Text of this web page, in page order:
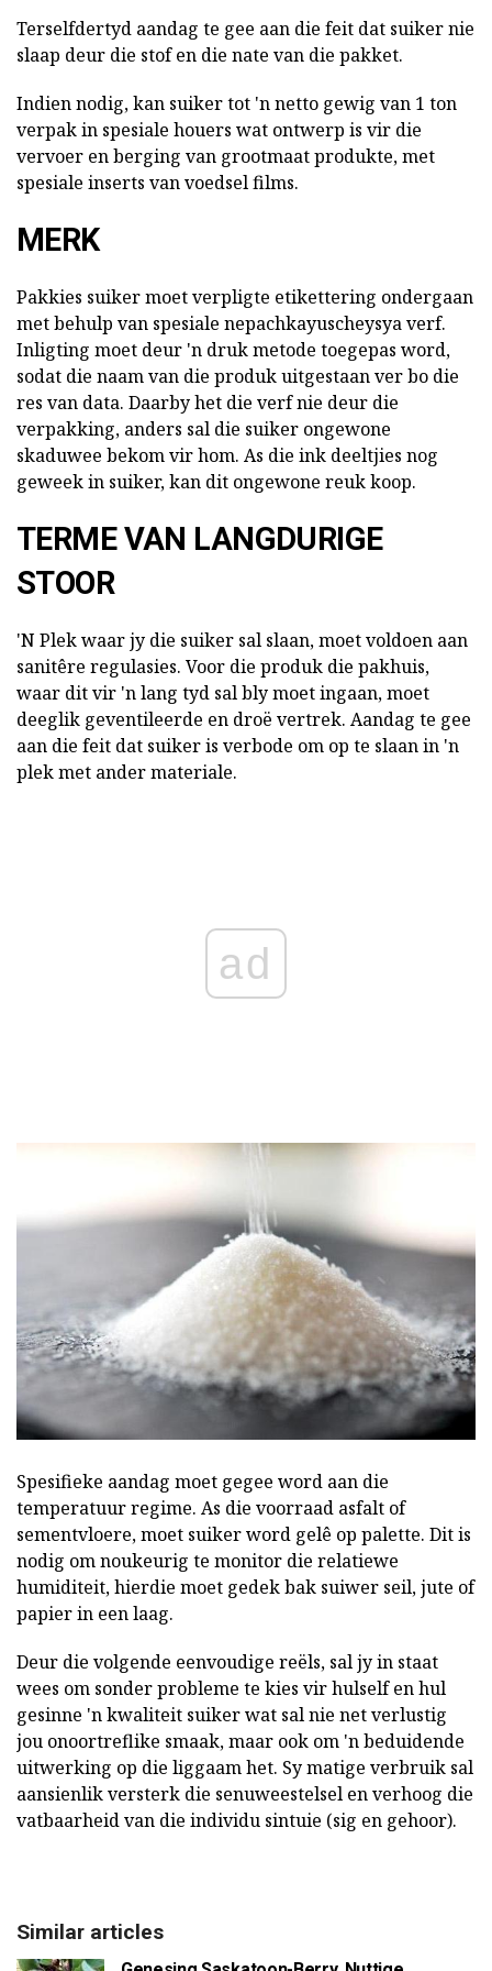
Terselfdertyd aandag te gee aan die feit dat suiker nie
slaap deur die stof en die nate van die pakket.
Indien nodig, kan suiker tot 'n netto gewig van 1 ton
verpak in spesiale houers wat ontwerp is vir die
vervoer en berging van grootmaat produkte, met
spesiale inserts van voedsel films.
MERK
Pakkies suiker moet verpligte etikettering ondergaan
met behulp van spesiale nepachkayuscheysya verf.
Inligting moet deur 'n druk metode toegepas word,
sodat die naam van die produk uitgestaan ver bo die
res van data. Daarby het die verf nie deur die
verpakking, anders sal die suiker ongewone
skaduwee bekom vir hom. As die ink deeltjies nog
geweek in suiker, kan dit ongewone reuk koop.
TERME VAN LANGDURIGE
STOOR
'N Plek waar jy die suiker sal slaan, moet voldoen aan
sanitêre regulasies. Voor die produk die pakhuis,
waar dit vir 'n lang tyd sal bly moet ingaan, moet
deeglik geventileerde en droë vertrek. Aandag te gee
aan die feit dat suiker is verbode om op te slaan in 'n
plek met ander materiale.
ad
Spesifieke aandag moet gegee word aan die
temperatuur regime. As die voorraad asfalt of
sementvloere, moet suiker word gelê op palette. Dit is
nodig om noukeurig te monitor die relatiewe
humiditeit, hierdie moet gedek bak suiwer seil, jute of
papier in een laag.
Deur die volgende eenvoudige reëls, sal jy in staat
wees om sonder probleme te kies vir hulself en hul
gesinne 'n kwaliteit suiker wat sal nie net verlustig
jou onoortreflike smaak, maar ook om 'n beduidende
uitwerking op die liggaam het. Sy matige verbruik sal
aansienlik versterk die senuweestelsel en verhoog die
vatbaarheid van die individu sintuie (sig en gehoor).
Similar articles